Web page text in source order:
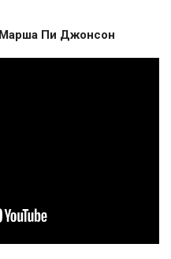
Пи Джонсон